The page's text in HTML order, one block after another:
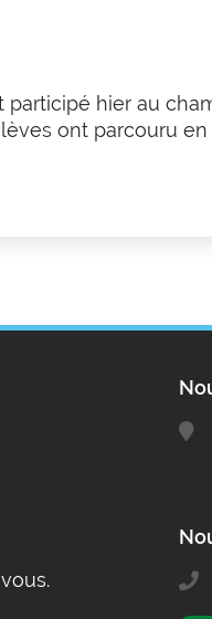
participé hier au
ont parcouru en